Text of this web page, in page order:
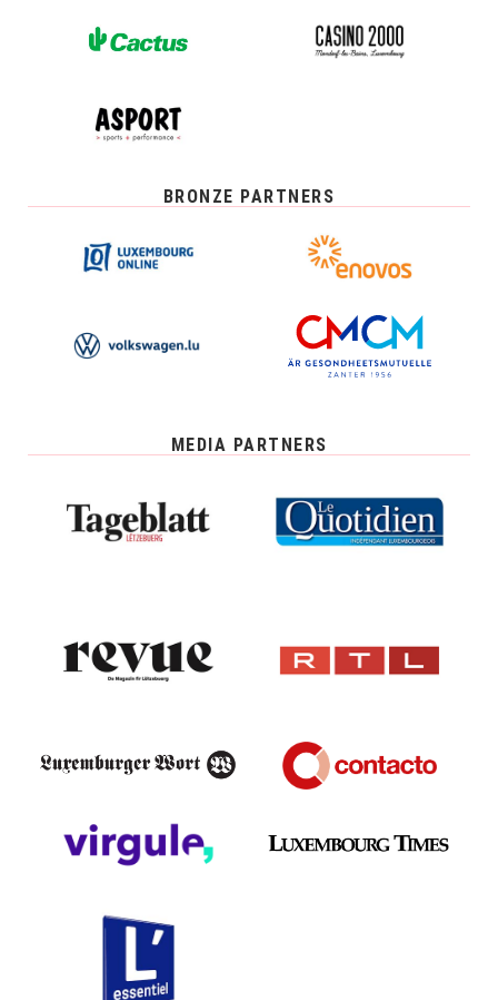
BRONZE PARTNERS
MEDIA PARTNERS